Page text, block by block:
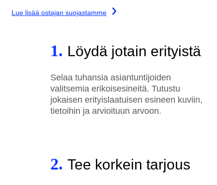
Lue lisää ostajan suojastamme
1. Löydä jotain erityistä
Selaa tuhansia asiantuntijoiden
valitsemia erikoisesineitä. Tutustu
jokaisen erityislaatuisen esineen kuviin,
tietoihin ja arvioituun arvoon.
2. Tee korkein tarjous